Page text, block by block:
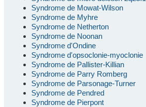
Syndrome de Mowat-Wilson
Syndrome de Myhre
Syndrome de Netherton
Syndrome de Noonan
Syndrome d'Ondine
Syndrome d'opsoclonie-myoclonie
Syndrome de Pallister-Killian
Syndrome de Parry Romberg
Syndrome de Parsonage-Turner
Syndrome de Pendred
Syndrome de Pierpont